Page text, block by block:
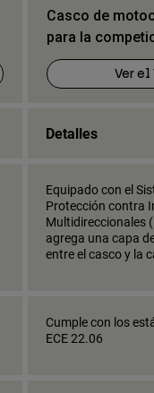
Casco de
para la
Ver el
Detalles
Equipado con el
Protección contra
Multidireccionales
agrega una capa
entre el casco y la
Cumple con los
ECE 22.06